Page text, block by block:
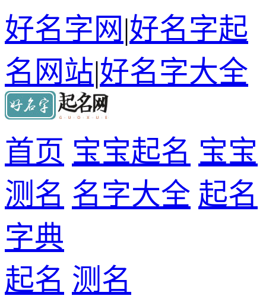
好名字网|好名字起
名网站|好名字大全
首页 宝宝起名 宝宝
测名 名字大全 起名
字典
起名 测名